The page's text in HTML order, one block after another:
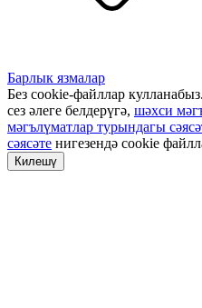
Барлык язмалар
Без cookie-файллар
сез әлеге белдерүгә, шәхси
мәгълүматлар турындагы
сәясәте нигезендә cookie
Килешү